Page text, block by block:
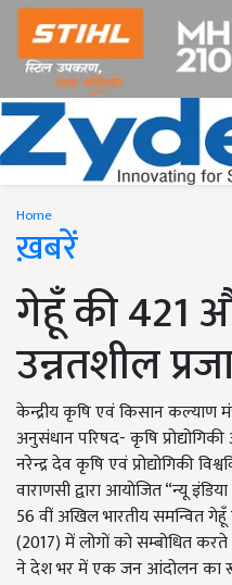
Home
ख़बरें
गेहूँ की 421
उन्नतशील
केन्द्रीय कृषि एवं किसान कल्याण
अनुसंधान परिषद- कृषि
नरेन्द्र देव कृषि एवं प्रोद्योगिकी
वाराणसी द्वारा आयोजित “न्यू
56 वीं अखिल भारतीय समन्वित गेहूँ
(2017) में लोगों को सम्बोधित
ने देश भर में एक जन आंदोलन का